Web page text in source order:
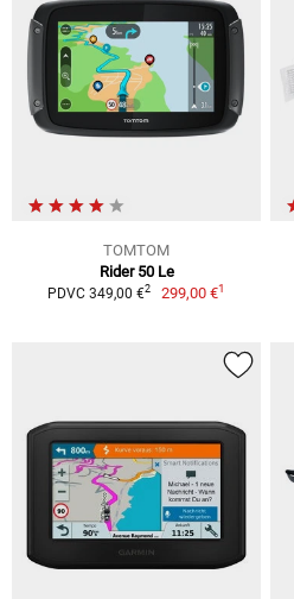
TOMTOM
Rider 50 Le
PDVC 349,00 €2 299,00 €1